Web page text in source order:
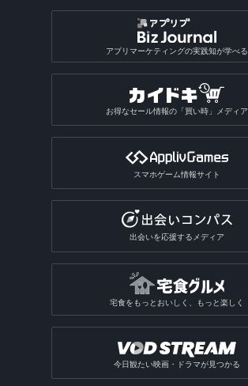
アプリマーケティングの実践知が学べる
お得なセール情報の「買い時」メディア
スマホゲーム情報サイト
出会いを応援するメディア
宅食をもっとおいしく、もっと楽しく
今日観たい映画・ドラマが見つかる